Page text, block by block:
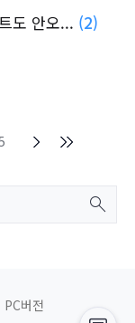
도 안오... (2)
PC버전